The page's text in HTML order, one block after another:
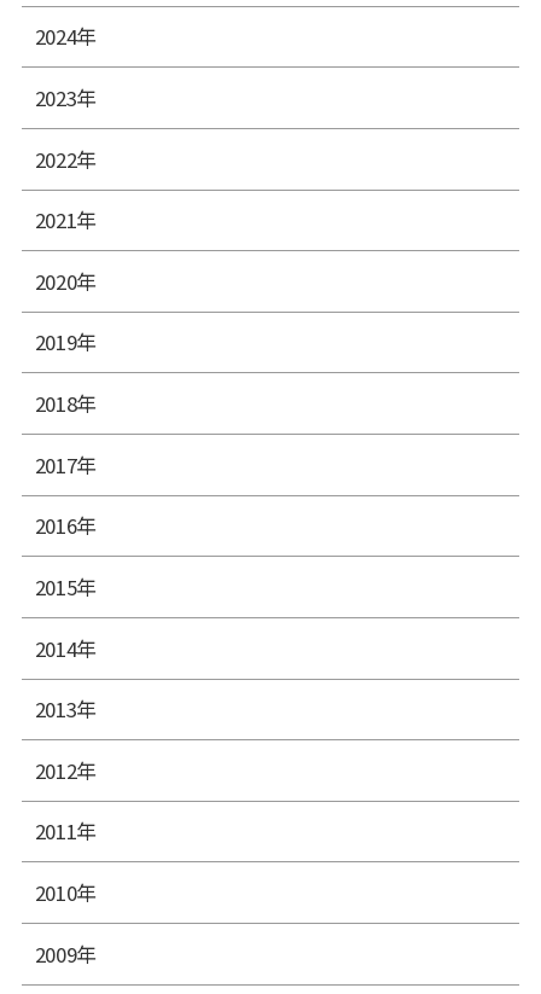
2024年
2023年
2022年
2021年
2020年
2019年
2018年
2017年
2016年
2015年
2014年
2013年
2012年
2011年
2010年
2009年